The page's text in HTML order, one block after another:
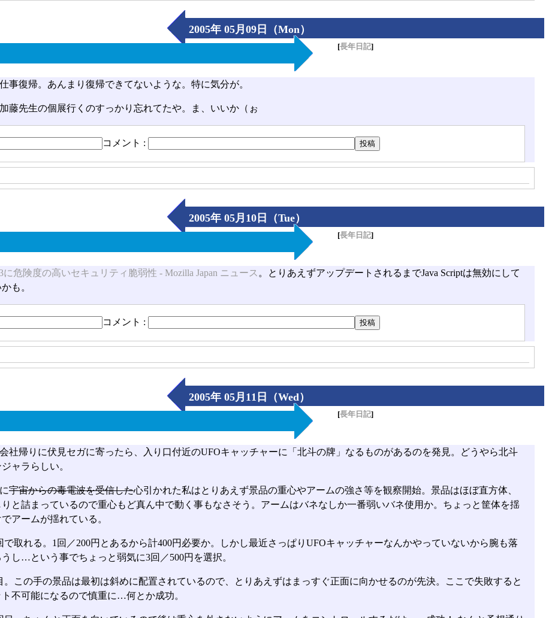
2005年 05月09日（Mon）
[長年日記]
事復帰。あんまり復帰できてないような。特に気分が。
藤先生の個展行くのすっかり忘れてたや。ま、いいか（ぉ
コメント :
2005年 05月10日（Tue）
[長年日記]
に危険度の高いセキュリティ脆弱性 - Mozilla Japan ニュース 。とりあえずアップデートされるまでJava Scriptは無効にして
も。
コメント :
2005年 05月11日（Wed）
[長年日記]
社帰りに伏見セガに寄ったら、入り口付近のUFOキャッチャーに「北斗の牌」なるものがあるのを発見。どうやら北斗
ャラらしい。
宇宙からの毒電波を受信した心引かれた私はとりあえず景品の重心やアームの強さ等を観察開始。景品はほぼ直方体、
と詰まっているので重心もど真ん中で動く事もなさそう。アームはバネなしか一番弱いバネ使用か。ちょっと筐体を揺
アームが揺れている。
で取れる。1回／200円とあるから計400円必要か。しかし最近さっぱりUFOキャッチャーなんかやっていないから腕も落
し…という事でちょっと弱気に3回／500円を選択。
。この手の景品は最初は斜めに配置されているので、とりあえずはまっすぐ正面に向かせるのが先決。ここで失敗すると
不可能になるので慎重に…何とか成功。